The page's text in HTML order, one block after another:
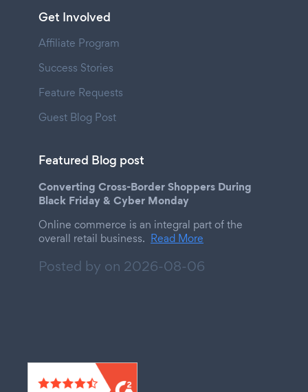
Get Involved
Affiliate Program
Success Stories
Feature Requests
Guest Blog Post
Featured Blog post
Converting Cross-Border Shoppers During
Black Friday & Cyber Monday
Online commerce is an integral part of the
overall retail business. Read More
Posted by on 2026-08-06